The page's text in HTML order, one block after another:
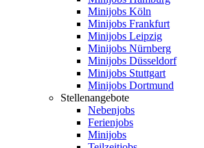
Minijobs Köln
Minijobs Frankfurt
Minijobs Leipzig
Minijobs Nürnberg
Minijobs Düsseldorf
Minijobs Stuttgart
Minijobs Dortmund
Stellenangebote
Nebenjobs
Ferienjobs
Minijobs